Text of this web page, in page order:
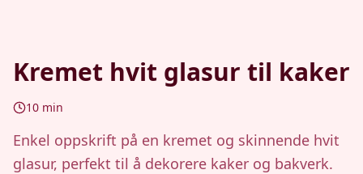
Kremet hvit glasur til kaker
10 min
Enkel oppskrift på en kremet og skinnende hvit
glasur, perfekt til å dekorere kaker og bakverk.